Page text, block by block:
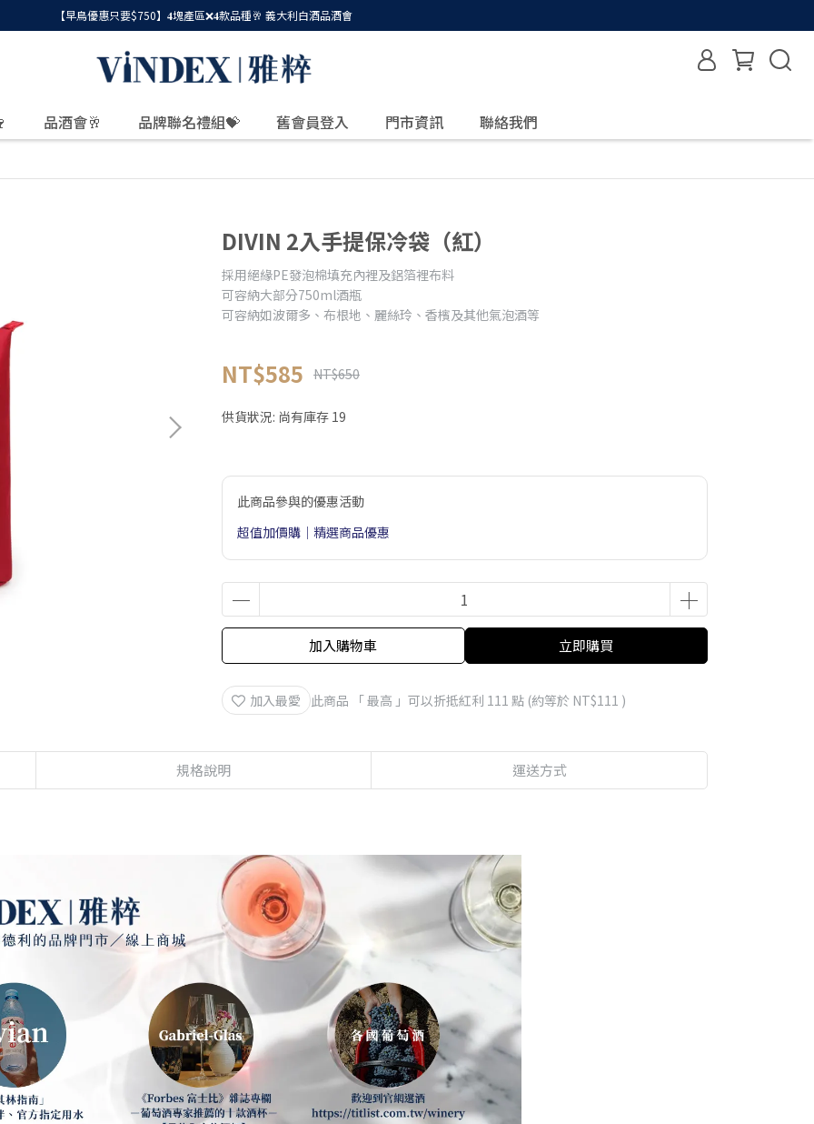
【早鳥優惠只要$750】𝟒塊產區❌𝟒款品種🥂 義大利白酒品酒會
品酒會🥂 品牌聯名禮組💝 舊會員登入 門市資訊 聯絡我們
DIVIN 2入手提保冷袋（紅）
採用絕緣PE發泡棉填充內裡及鋁箔裡布料
可容納大部分750ml酒瓶
可容納如波爾多、布根地、麗絲玲、香檳及其他氣泡酒等
NT$585 NT$650
供貨狀況: 尚有庫存 19
此商品參與的優惠活動
超值加價購｜精選商品優惠
加入購物車 立即購買
加入最愛 此商品 「 最高 」可以折抵紅利 111 點 (約等於 NT$111 )
規格說明 運送方式